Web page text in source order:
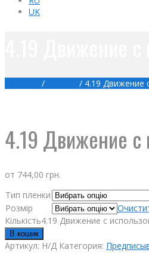
UK
/ / 4.19 Движение
4.19 Движение с
от 744,00 грн.
Тип пленки
Розмір
Кількість4.19 Движение с
В кошик
Артикул: Н/Д Категория: